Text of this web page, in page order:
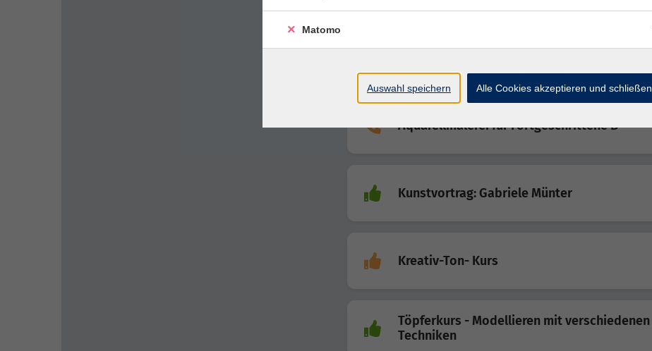
achtsam entdecken
Aquarellmalerei für Fortgeschrittene B
Kunstvortrag: Gabriele Münter
Kreativ-Ton- Kurs
Töpferkurs - Modellieren mit verschiedenen
Techniken
Matomo
Auswahl speichern Alle Cookies akzeptieren und schließen